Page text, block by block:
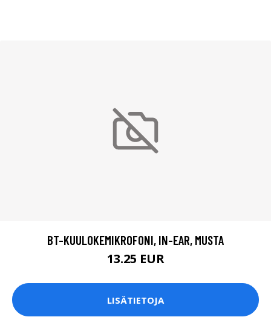
BT-KUULOKEMIKROFONI, IN-EAR, MUSTA
13.25 EUR
LISÄTIETOJA